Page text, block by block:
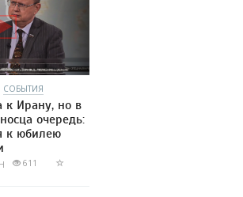
СОБЫТИЯ
к Ирану, но в
очередь:
к юбилею
611